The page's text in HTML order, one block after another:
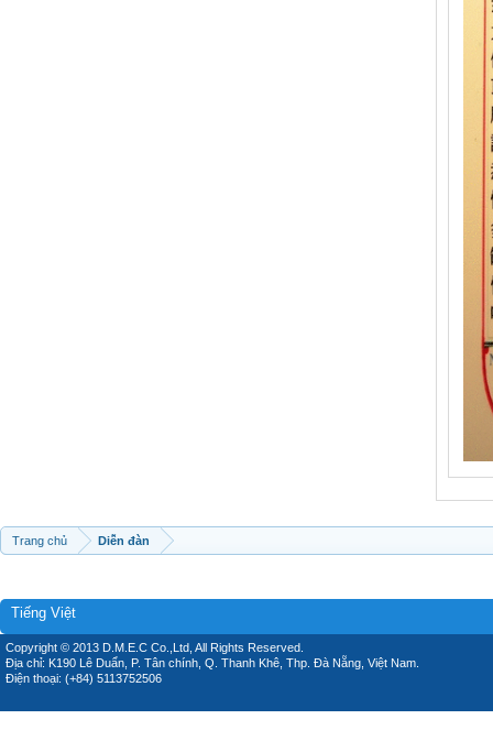
Trang chủ Diễn đàn
Tiếng Việt
Copyright © 2013 D.M.E.C Co.,Ltd, All Rights Reserved.
Địa chỉ: K190 Lê Duẩn, P. Tân chính, Q. Thanh Khê, Thp. Đà Nẵng, Việt Nam.
Điện thoại: (+84) 5113752506